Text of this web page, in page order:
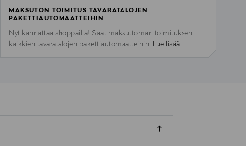
MAKSUTON TOIMITUS TAVARATALOJEN
PAKETTIAUTOMAATTEIHIN
Nyt kannattaa shoppailla! Saat maksuttoman toimituksen
kaikkien tavaratalojen pakettiautomaatteihin. Lue lisää